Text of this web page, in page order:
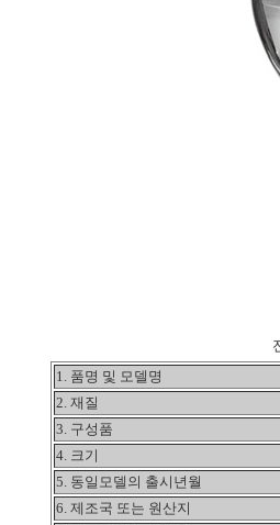
1. 품명 및 모델명
2. 재질
3. 구성품
4. 크기
5. 동일모델의 출시년월
6. 제조국 또는 원산지